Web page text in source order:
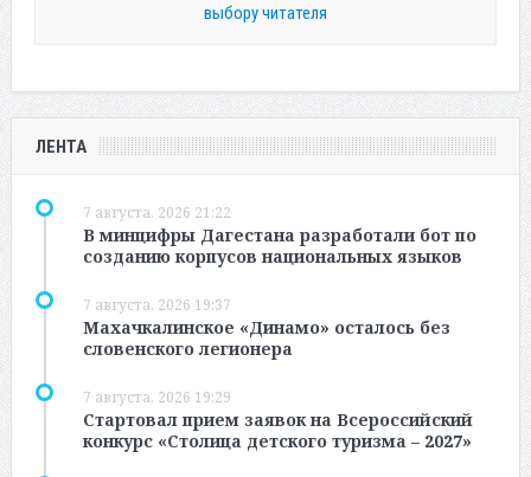
выбору читателя
ЛЕНТА
7 августа, 2026 21:22
В минцифры Дагестана разработали бот по
созданию корпусов национальных языков
7 августа, 2026 19:37
Махачкалинское «Динамо» осталось без
словенского легионера
7 августа, 2026 19:29
Стартовал прием заявок на Всероссийский
конкурс «Столица детского туризма – 2027»